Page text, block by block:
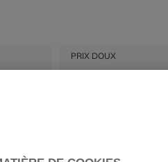
PRIX DOUX